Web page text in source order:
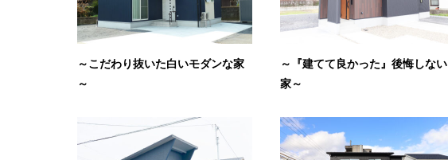
～こだわり抜いた白いモダンな家
～
～『建てて良かった』後悔しない
家～